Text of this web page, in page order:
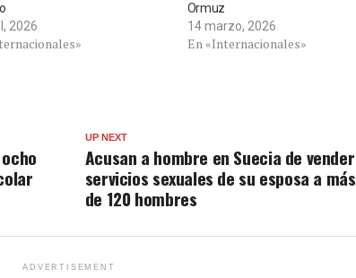
2026
Ormuz
14 marzo, 2026
En «Internacionales»
UP NEXT
Acusan a hombre en Suecia de vender
servicios sexuales de su esposa a más
de 120 hombres
ADVERTISEMENT